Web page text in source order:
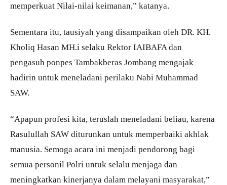
memperkuat Nilai-nilai keimanan,” katanya.
Sementara itu, tausiyah yang disampaikan oleh DR. KH.
Kholiq Hasan MH.i selaku Rektor IAIBAFA dan
pengasuh ponpes Tambakberas Jombang mengajak
hadirin untuk meneladani perilaku Nabi Muhammad
SAW.
“Apapun profesi kita, teruslah meneladani beliau, karena
Rasulullah SAW diturunkan untuk memperbaiki akhlak
manusia. Semoga acara ini menjadi pendorong bagi
semua personil Polri untuk selalu menjaga dan
meningkatkan kinerjanya dalam melayani masyarakat,”